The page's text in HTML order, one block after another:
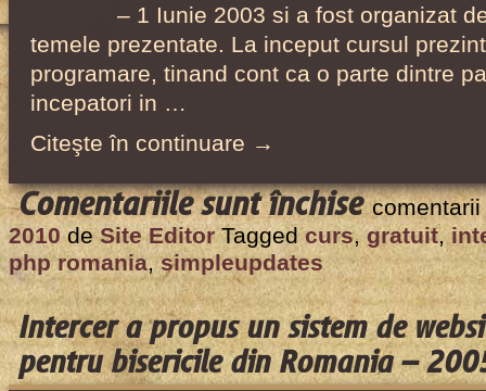
– 1 Iunie 2003 si a fost organizat
temele prezentate. La inceput cursul
programare, tinand cont ca o parte dintre
incepatori in …
Citeşte în continuare →
Comentariile sunt închisepentru
Curs
gratuit
de
PHP,
Aprilie
–
2010 de Site EditorTaggedcurs,gratuit,
php romania,simpleupdates
Intercer a propus un sistem de
pentru bisericile din Romania –